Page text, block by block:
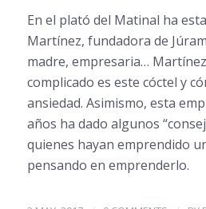
En el plató del Matinal ha
Martínez, fundadora de
madre, empresaria…
complicado es este cóctel y
ansiedad. Asimismo, esta
años ha dado algunos
quienes hayan emprendido
pensando en emprenderlo.